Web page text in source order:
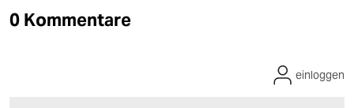
0 Kommentare
einloggen